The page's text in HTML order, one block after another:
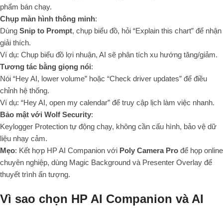
phẩm bán chạy.
Chụp màn hình thông minh:
Dùng Snip to Prompt, chụp biểu đồ, hỏi “Explain this chart” để nhận
giải thích.
Ví dụ: Chụp biểu đồ lợi nhuận, AI sẽ phân tích xu hướng tăng/giảm.
Tương tác bằng giọng nói:
Nói “Hey AI, lower volume” hoặc “Check driver updates” để điều
chỉnh hệ thống.
Ví dụ: “Hey AI, open my calendar” để truy cập lịch làm việc nhanh.
Bảo mật với Wolf Security:
Keylogger Protection tự động chạy, không cần cấu hình, bảo vệ dữ
liệu nhạy cảm.
Mẹo: Kết hợp HP AI Companion với Poly Camera Pro để họp online
chuyên nghiệp, dùng Magic Background và Presenter Overlay để
thuyết trình ấn tượng.
Vì sao chọn HP AI Companion và AI